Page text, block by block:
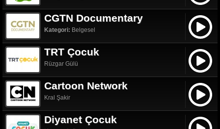
CGTN Documentary
Kategori: Belgesel
TRT Çocuk
Rüzgar Gülü
Cartoon Network
Kral Şakir
Diyanet Çocuk